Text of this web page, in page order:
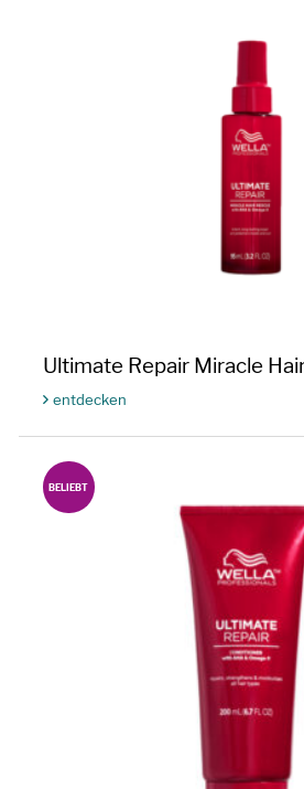
Ultimate Repair Miracle
entdecken
BELIEBT